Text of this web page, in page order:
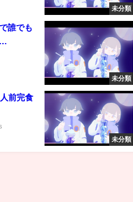
未分類
誰でも
未分類
前完食
未分類